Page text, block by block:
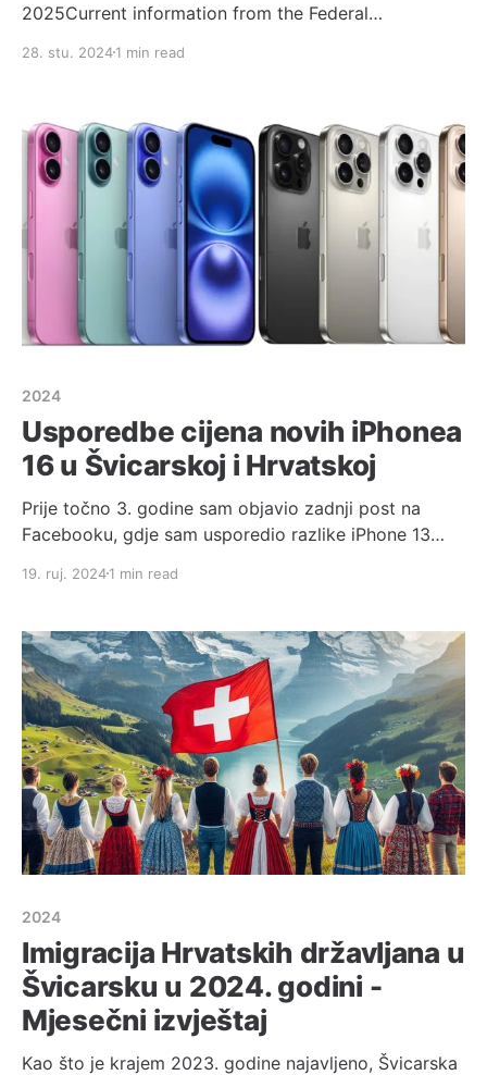
2025Current information from the Federal
Administration, the departments and offices.The
governmentThe Federal Council
28. stu. 20241 min read
2024
Usporedbe cijena novih iPhonea
16 u Švicarskoj i Hrvatskoj
Prije točno 3. godine sam objavio zadnji post na
Facebooku, gdje sam usporedio razlike iPhone 13
poprilično velike te sam odlučio provjeriti kakva je
Usporedbu sam napravio s poznatim Hrvatskim
Apple partnerom store.
19. ruj. 20241 min read
2024
Imigracija Hrvatskih državljana u
Švicarsku u 2024. godini -
Mjesečni izvještaj
Kao što je krajem 2023. godine najavljeno, Švicarska